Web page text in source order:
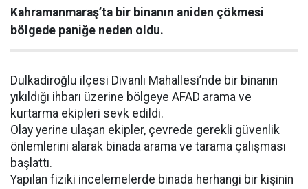
Kahramanmaraş’ta bir binanın aniden çökmesi
bölgede paniğe neden oldu.
Dulkadiroğlu ilçesi Divanlı Mahallesi’nde bir binanın
yıkıldığı ihbarı üzerine bölgeye AFAD arama ve
kurtarma ekipleri sevk edildi.
Olay yerine ulaşan ekipler, çevrede gerekli güvenlik
önlemlerini alarak binada arama ve tarama çalışması
başlattı.
Yapılan fiziki incelemelerde binada herhangi bir kişinin